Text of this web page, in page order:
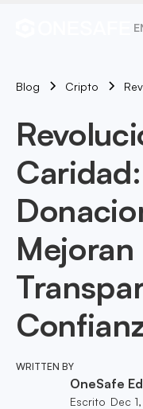
Blog Cripto
Mejoran
WRITTEN BY
OneSafe
Escrito Dec 1,